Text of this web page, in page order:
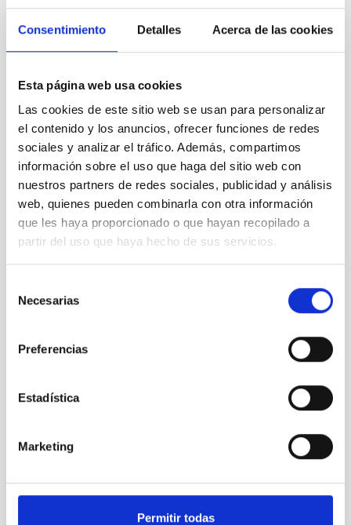
Consentimiento Detalles Acerca de las cookies
Esta página web usa cookies
Las cookies de este sitio web se usan para personalizar
el contenido y los anuncios, ofrecer funciones de redes
sociales y analizar el tráfico. Además, compartimos
información sobre el uso que haga del sitio web con
nuestros partners de redes sociales, publicidad y análisis
web, quienes pueden combinarla con otra información
que les haya proporcionado o que hayan recopilado a
partir del uso que haya hecho de sus servicios.
Necesarias
Preferencias
Estadística
Marketing
Permitir todas
BIA_0296